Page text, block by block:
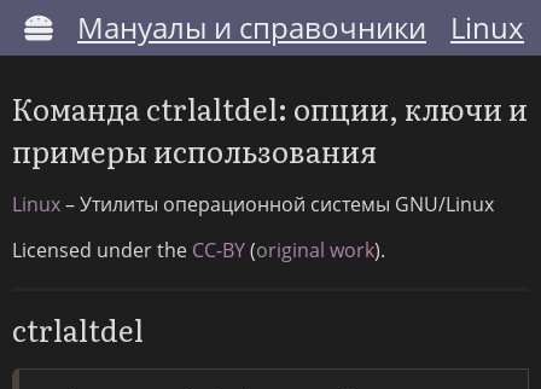
Мануалы и справочники Linux
Команда ctrlaltdel: опции, ключи и
примеры использования
Linux– Утилиты операционной системы GNU/Linux
Licensed under the CC-BY(original work).
ctrlaltdel